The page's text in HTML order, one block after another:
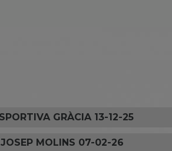
GRÀCIA 13-12-25
MOLINS 07-02-26